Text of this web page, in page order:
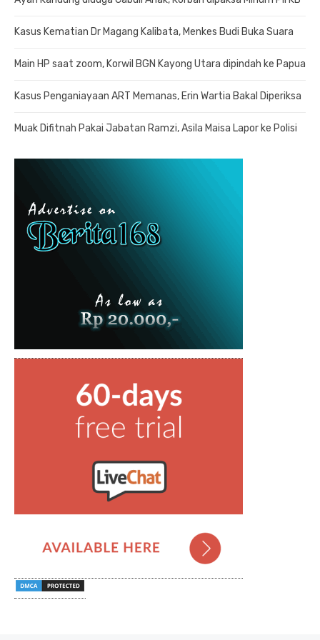
Kasus Kematian Dr Magang Kalibata, Menkes Budi Buka Suara
Main HP saat zoom, Korwil BGN Kayong Utara dipindah ke Papua
Kasus Penganiayaan ART Memanas, Erin Wartia Bakal Diperiksa
Muak Difitnah Pakai Jabatan Ramzi, Asila Maisa Lapor ke Polisi